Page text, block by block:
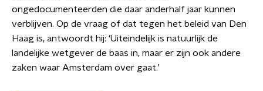
ongedocumenteerden die daar anderhalf jaar kunnen
verblijven. Op de vraag of dat tegen het beleid van Den
Haag is, antwoordt hij: ‘Uiteindelijk is natuurlijk de
landelijke wetgever de baas in, maar er zijn ook andere
zaken waar Amsterdam over gaat.’